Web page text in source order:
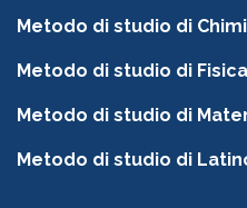
Metodo di studio di
Metodo di studio di
Metodo di studio di
Metodo di studio di